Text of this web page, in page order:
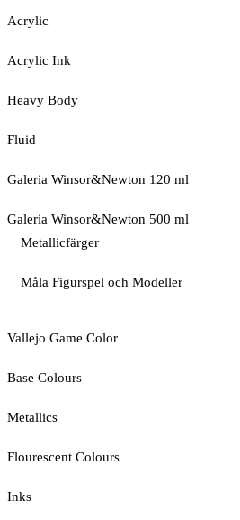
Acrylic
Acrylic Ink
Heavy Body
Fluid
Galeria Winsor&Newton 120 ml
Galeria Winsor&Newton 500 ml
Metallicfärger
Måla Figurspel och Modeller
Vallejo Game Color
Base Colours
Metallics
Flourescent Colours
Inks